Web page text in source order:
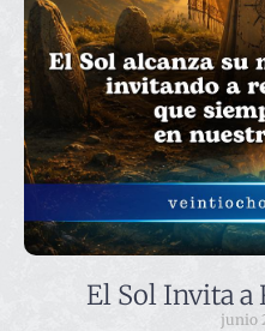
El Sol Invita a
junio